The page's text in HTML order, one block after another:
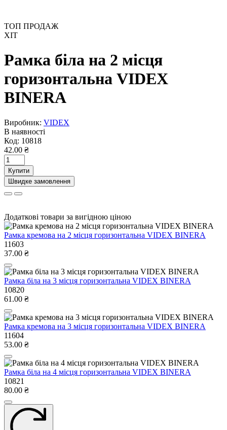
ТОП ПРОДАЖ
ХІТ
Рамка біла на 2 місця
горизонтальна VIDEX
BINERA
Виробник: VIDEX
В наявності
Код: 10818
42.00 ₴
Купити
Швидке замовлення
Додаткові товари за вигідною ціною
Рамка кремова на 2 місця горизонтальна VIDEX BINERA
11603
37.00 ₴
Рамка біла на 3 місця горизонтальна VIDEX BINERA
10820
61.00 ₴
Рамка кремова на 3 місця горизонтальна VIDEX BINERA
11604
53.00 ₴
Рамка біла на 4 місця горизонтальна VIDEX BINERA
10821
80.00 ₴